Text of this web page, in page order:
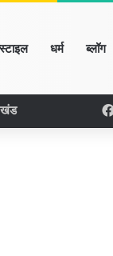
धर्म ब्लॉग